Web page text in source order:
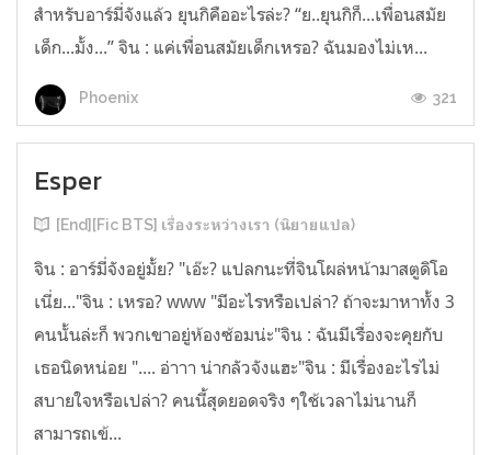
สำหรับอาร์มี่จังแล้ว ยุนกิคืออะไรล่ะ? “ย..ยุนกิก็...เพื่อนสมัย
เด็ก...มั้ง...” จิน : แค่เพื่อนสมัยเด็กเหรอ? ฉันมองไม่เห...
Phoenix 321
Esper
[End][Fic BTS] เรื่องระหว่างเรา (นิยายแปล)
จิน : อาร์มี่จังอยู่มั้ย? "เอ๊ะ? แปลกนะที่จินโผล่หน้ามาสตูดิโอ
เนี่ย..."จิน : เหรอ? www "มีอะไรหรือเปล่า? ถ้าจะมาหาทั้ง 3
คนนั้นล่ะก็ พวกเขาอยู่ห้องซ้อมน่ะ"จิน : ฉันมีเรื่องจะคุยกับ
เธอนิดหน่อย ".... อ่าาา น่ากลัวจังแฮะ"จิน : มีเรื่องอะไรไม่
สบายใจหรือเปล่า? คนนี้สุดยอดจริง ๆใช้เวลาไม่นานก็
สามารถเข้...